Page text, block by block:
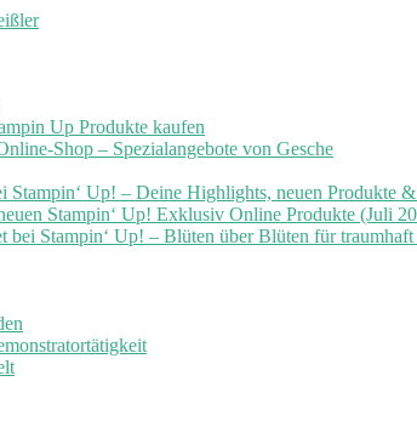
Up Produkte kaufen
Shop – Spezialangebote von Gesche
Stampin‘ Up! – Deine Highlights, neuen Produkte
Stampin‘ Up! Exklusiv Online Produkte (Juli
bei Stampin‘ Up! – Blüten über Blüten für